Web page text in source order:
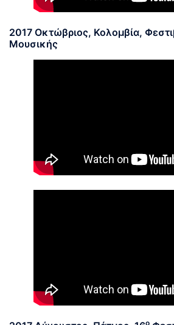
2017 Οκτώβριος, Κολομβία,
Μουσικής
ο